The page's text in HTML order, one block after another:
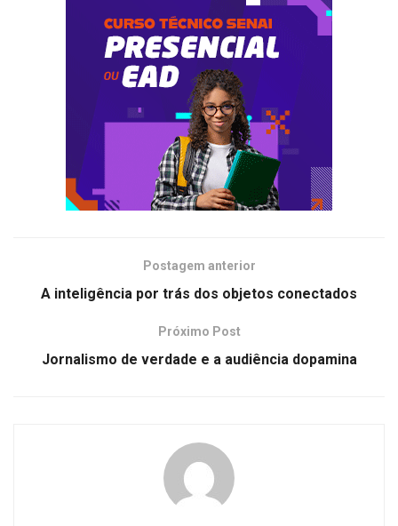
Postagem anterior
A inteligência por trás dos objetos conectados
Próximo Post
Jornalismo de verdade e a audiência dopamina